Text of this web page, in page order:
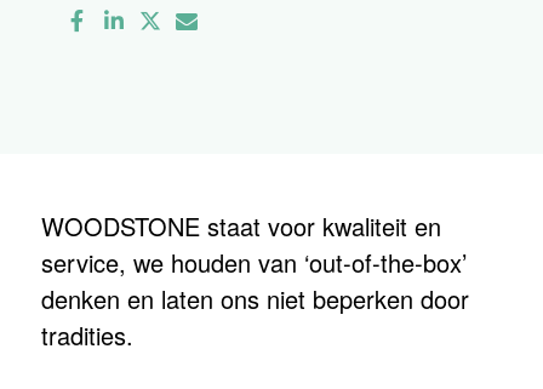
WOODSTONE staat voor kwaliteit en
service, we houden van ‘out-of-the-box’
denken en laten ons niet beperken door
tradities.